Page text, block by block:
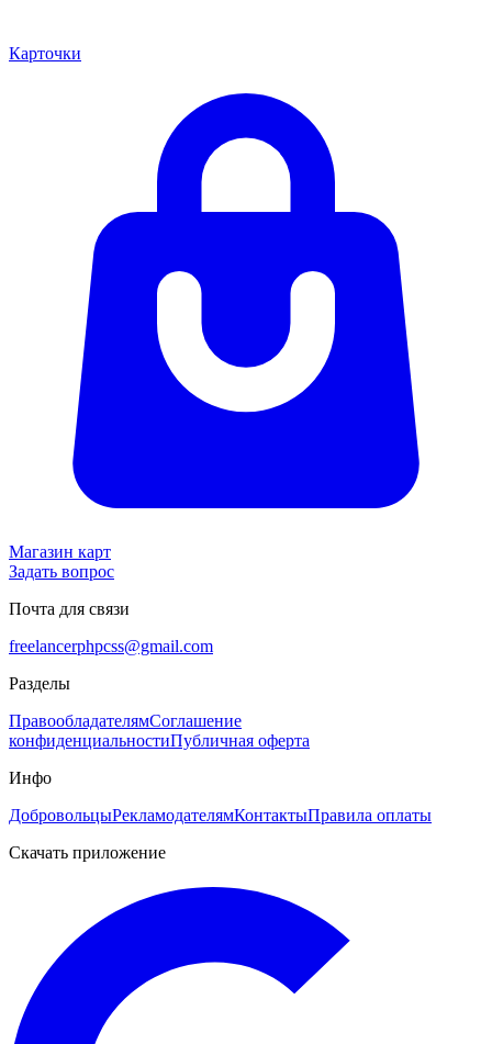
Карточки
Магазин карт
Задать вопрос
Почта для связи
freelancerphpcss@gmail.com
Разделы
ПравообладателямСоглашение
конфиденциальностиПубличная оферта
Инфо
ДобровольцыРекламодателямКонтактыПравила оплаты
Скачать приложение